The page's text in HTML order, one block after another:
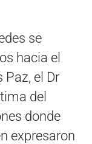
se
hacia el
Paz, el Dr
del
donde
expresaron